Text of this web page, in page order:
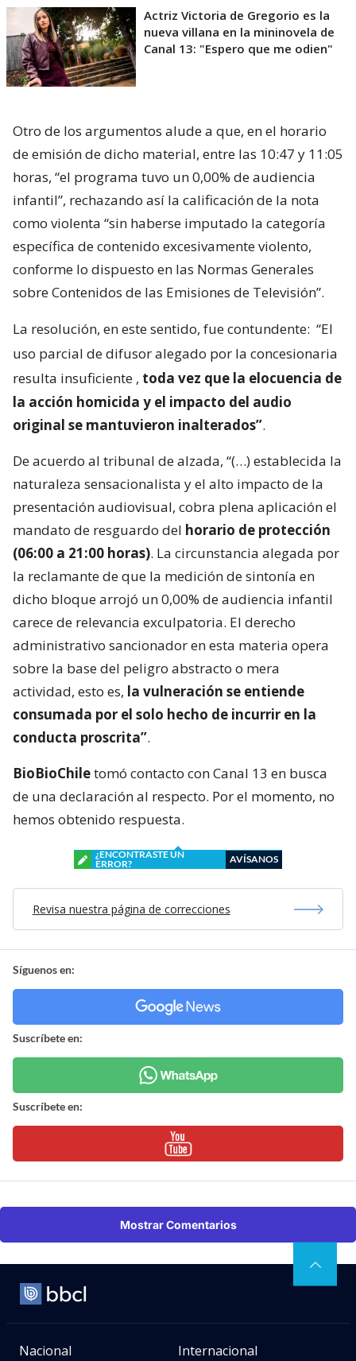
Actriz Victoria de Gregorio es la
nueva villana en la mininovela de
Canal 13: "Espero que me odien"
Otro de los argumentos alude a que, en el horario
de emisión de dicho material, entre las 10:47 y 11:05
horas, “el programa tuvo un 0,00% de audiencia
infantil”, rechazando así la calificación de la nota
como violenta “sin haberse imputado la categoría
específica de contenido excesivamente violento,
conforme lo dispuesto en las Normas Generales
sobre Contenidos de las Emisiones de Televisión”.
La resolución, en este sentido, fue contundente: “El
uso parcial de difusor alegado por la concesionaria
resulta insuficiente , toda vez que la elocuencia de
la acción homicida y el impacto del audio
original se mantuvieron inalterados”.
De acuerdo al tribunal de alzada, “(…) establecida la
naturaleza sensacionalista y el alto impacto de la
presentación audiovisual, cobra plena aplicación el
mandato de resguardo del horario de protección
(06:00 a 21:00 horas). La circunstancia alegada por
la reclamante de que la medición de sintonía en
dicho bloque arrojó un 0,00% de audiencia infantil
carece de relevancia exculpatoria. El derecho
administrativo sancionador en esta materia opera
sobre la base del peligro abstracto o mera
actividad, esto es, la vulneración se entiende
consumada por el solo hecho de incurrir en la
conducta proscrita”.
BioBioChiletomó contacto con Canal 13 en busca
de una declaración al respecto. Por el momento, no
hemos obtenido respuesta.
¿ENCONTRASTE UN
ERROR?
AVÍSANOS
Revisa nuestra página de correcciones
Síguenos en:
Suscríbete en:
Suscríbete en:
Mostrar Comentarios
Nacional Internacional